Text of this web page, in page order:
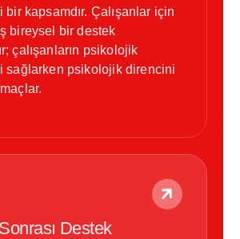
kapsamdır. Çalışanlar için
bireysel bir destek
çalışanların psikolojik
sağlarken psikolojik direncini
Destek